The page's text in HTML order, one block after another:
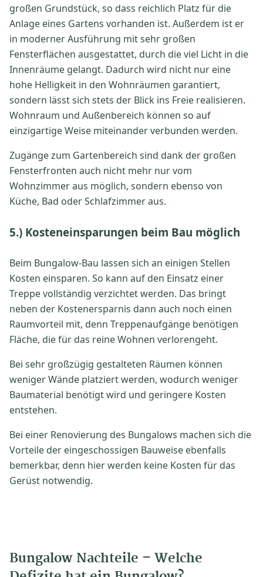
großen Grundstück, so dass reichlich Platz für die
Anlage eines Gartens vorhanden ist. Außerdem ist er
in moderner Ausführung mit sehr großen
Fensterflächen ausgestattet, durch die viel Licht in die
Innenräume gelangt. Dadurch wird nicht nur eine
hohe Helligkeit in den Wohnräumen garantiert,
sondern lässt sich stets der Blick ins Freie realisieren.
Wohnraum und Außenbereich können so auf
einzigartige Weise miteinander verbunden werden.
Zugänge zum Gartenbereich sind dank der großen
Fensterfronten auch nicht mehr nur vom
Wohnzimmer aus möglich, sondern ebenso von
Küche, Bad oder Schlafzimmer aus.
5.) Kosteneinsparungen beim Bau möglich
Beim Bungalow-Bau lassen sich an einigen Stellen
Kosten einsparen. So kann auf den Einsatz einer
Treppe vollständig verzichtet werden. Das bringt
neben der Kostenersparnis dann auch noch einen
Raumvorteil mit, denn Treppenaufgänge benötigen
Fläche, die für das reine Wohnen verlorengeht.
Bei sehr großzügig gestalteten Räumen können
weniger Wände platziert werden, wodurch weniger
Baumaterial benötigt wird und geringere Kosten
entstehen.
Bei einer Renovierung des Bungalows machen sich die
Vorteile der eingeschossigen Bauweise ebenfalls
bemerkbar, denn hier werden keine Kosten für das
Gerüst notwendig.
Bungalow Nachteile – Welche